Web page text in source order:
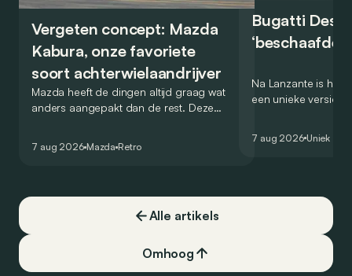
Vergeten concept: Mazda
Kabura, onze favoriete
soort achterwielaandrijver
Mazda heeft de dingen altijd graag wat
anders aangepakt dan de rest. Deze
7 aug 2026 Mazda Retro
Bugatti
‘beschaafde’
Na Lanzante is het
een unieke versie
7 aug 2026 Uniek
Alle artikels
Omhoog